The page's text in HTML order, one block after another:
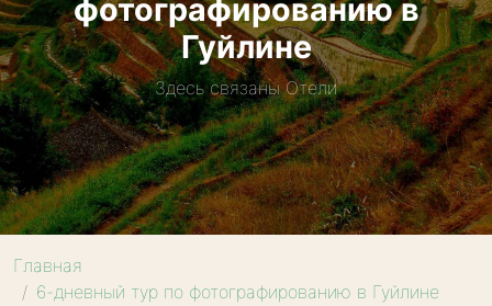
фотографированию в
Гуйлине
Здесь связаны Отели
Главная
6-дневный тур по фотографированию в Гуйлине